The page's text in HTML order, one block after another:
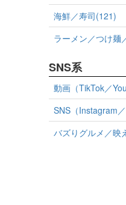
海鮮／寿司(121)
ラーメン／つけ麺
SNS系
動画（TikTok／
SNS（Instagram
バズりグルメ／映